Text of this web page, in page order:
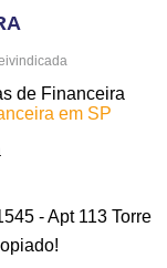
de Financeira
em SP
- Apt 113 Torre